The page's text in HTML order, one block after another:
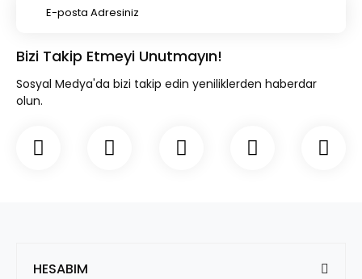
Bizi Takip Etmeyi Unutmayın!
Sosyal Medya'da bizi takip edin yeniliklerden haberdar
olun.
HESABIM